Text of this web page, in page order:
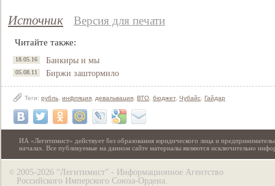
Источник
Версия для печати
Читайте также:
18.05.16 Банкиры и мы
05.08.11 Биржи заштормило
Теги: рубль инфляция девальвация ВТО бюджет, Чубайс Гайдар
ИА «Легитимист» действует без образования юридического лица и
началах. Все публикуемые на данном сайте материалы являются исключительно
© 2005-2026 “Легитимист” - Информационное Агентство
Российского Имперского Союза-Ордена.